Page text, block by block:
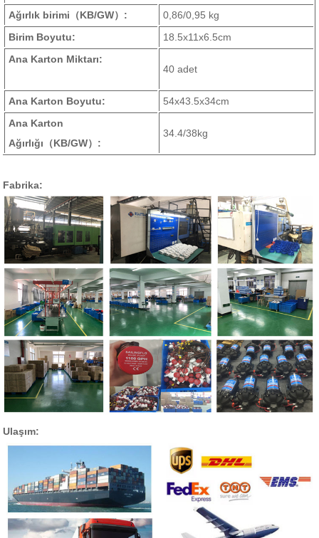
Ağırlık birimi （KB/GW） :
0,86/0,95 kg
Birim Boyutu:
18.5x11x6.5cm
Ana Karton Miktarı:
40 adet
Ana Karton Boyutu:
54x43.5x34cm
Ana Karton
Ağırlığı （KB/GW） :
34.4/38kg
Fabrika:
Ulaşım: